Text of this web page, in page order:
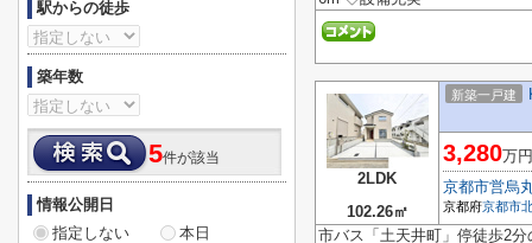
2LDK
102.26㎡
新築一戸建
3,280万円
京都市営烏
京都府京都市
市バス「土天井町」停徒歩2
駅からの徒歩
築年数
5件が該当
情報公開日
指定しない
本日